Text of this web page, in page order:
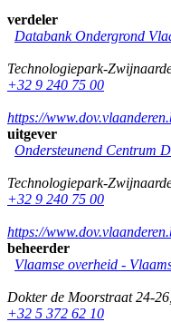
verdeler
Databank Ondergrond
Technologiepark-
+32 9 240 75 00
https://
uitgever
Ondersteunend Centrum
Technologiepark-
+32 9 240 75 00
https://
beheerder
Vlaamse overheid -
Dokter de Moorstraat 24-26
+32 5 372 62 10